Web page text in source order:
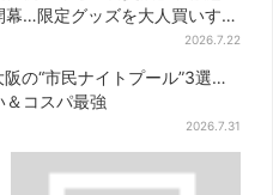
幕…限定グッズを大人買いする
2026.7.22
阪の“市民ナイトプール”3選…
＆コスパ最強
2026.7.31